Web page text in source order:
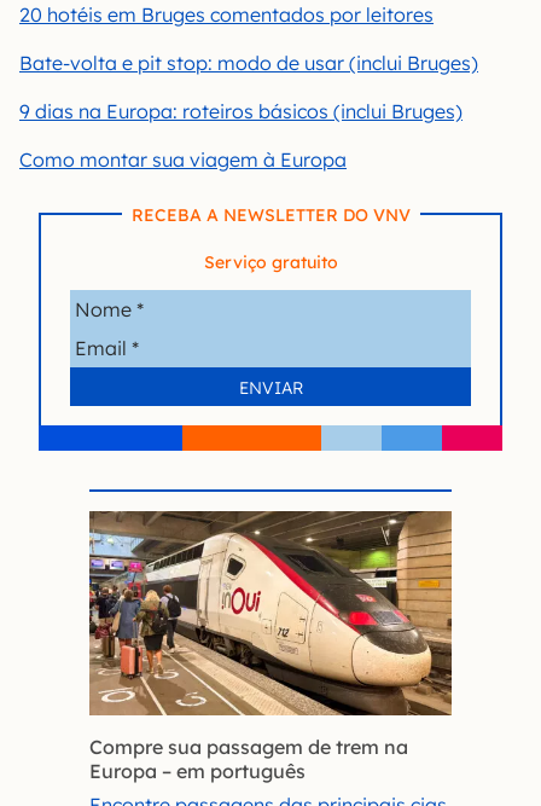
20 hotéis em Bruges comentados por leitores
Bate-volta e pit stop: modo de usar (inclui Bruges)
9 dias na Europa: roteiros básicos (inclui Bruges)
Como montar sua viagem à Europa
RECEBA A NEWSLETTER DO VNV
Serviço gratuito
Compre sua passagem de trem na
Europa – em português